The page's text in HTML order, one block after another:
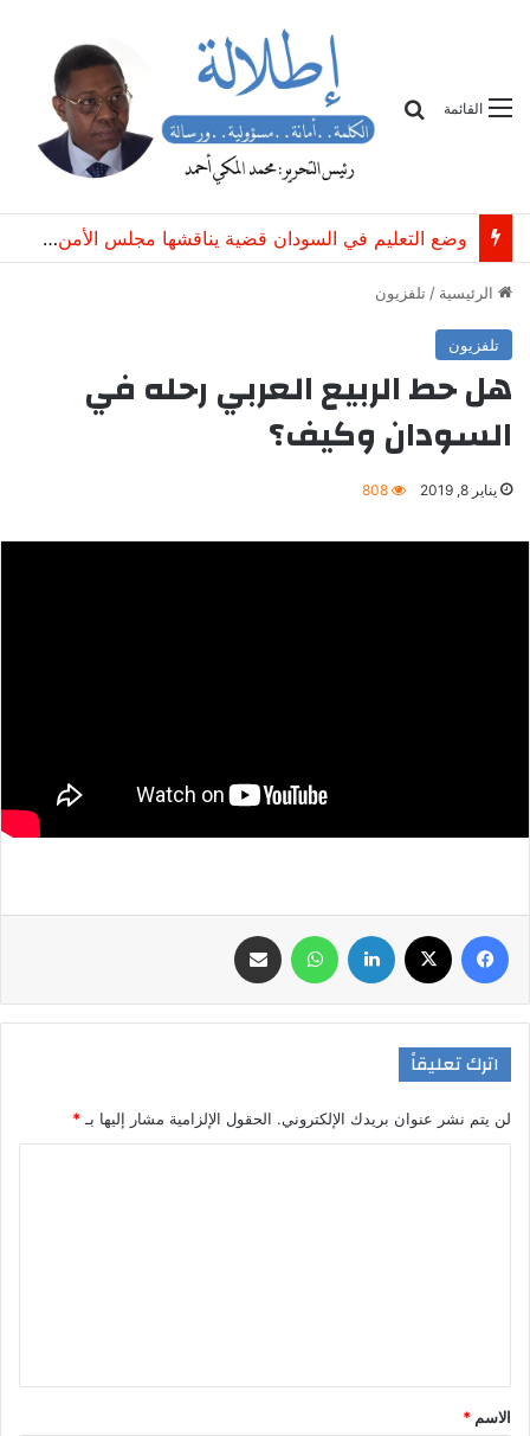
القائمة
وضع التعليم في السودان قضية يناقشها مجلس الأمن الدولي
الرئيسية /تلفزيون
تلفزيون
هل حط الربيع العربي رحله في
السودان وكيف؟
يناير 8, 2019 808
اترك تعليقاً
لن يتم نشر عنوان بريدك الإلكتروني. الحقول الإلزامية مشار إليها بـ *
*
الاسم *